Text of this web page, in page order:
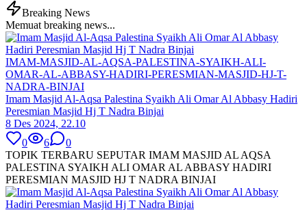
Breaking News
Memuat breaking news...
IMAM-MASJID-AL-AQSA-PALESTINA-SYAIKH-ALI-
OMAR-AL-ABBASY-HADIRI-PERESMIAN-MASJID-HJ-T-
NADRA-BINJAI
Imam Masjid Al-Aqsa Palestina Syaikh Ali Omar Al Abbasy Hadiri
Peresmian Masjid Hj T Nadra Binjai
8 Des 2024, 22.10
0
6
0
TOPIK TERBARU SEPUTAR IMAM MASJID AL AQSA
PALESTINA SYAIKH ALI OMAR AL ABBASY HADIRI
PERESMIAN MASJID HJ T NADRA BINJAI